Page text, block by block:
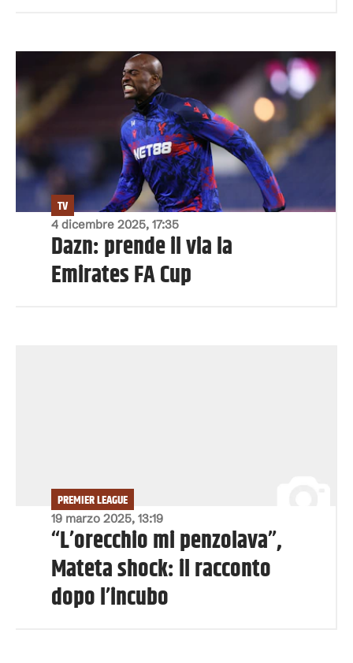
4 dicembre 2025, 17:35
TV
Dazn: prende il via la
Emirates FA Cup
19 marzo 2025, 13:19
PREMIER LEAGUE
“L’orecchio mi penzolava”,
Mateta shock: il racconto
dopo l’incubo